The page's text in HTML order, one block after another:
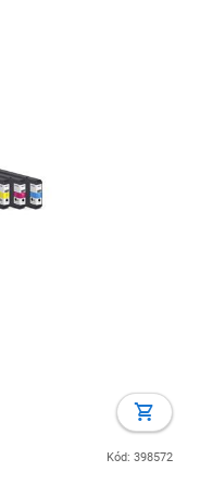
Kód: 398572